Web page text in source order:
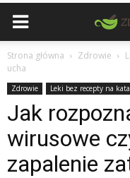
Strona główna Zdrowie
ucha
Zdrowie Leki bez recepty na
Jak
wirusowe
zapalenie